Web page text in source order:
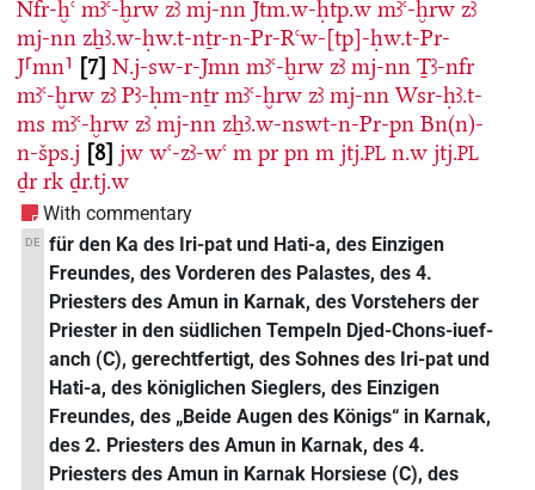
Nfr-ḫꜥ mꜣꜥ-ḫrw zꜣ mj-nn Jtm.w-ḥtp.w mꜣꜥ-ḫrw zꜣ
mj-nn zẖꜣ.w-ḥw.t-nṯr-n-Pr-Rꜥw-[tp]-ḥw.t-Pr-
J⸢mn⸣
7 N.j-sw-r-Jmn mꜣꜥ-ḫrw zꜣ mj-nn Ṯꜣ-nfr
mꜣꜥ-ḫrw zꜣ Pꜣ-ḥm-nṯr mꜣꜥ-ḫrw zꜣ mj-nn Wsr-ḥꜣ.t-
ms mꜣꜥ-ḫrw zꜣ mj-nn zẖꜣ.w-nswt-n-Pr-pn Bn(n)-
n-šps.j 8 jw wꜥ-zꜣ-wꜥ m pr pn m jtj.PL n.w jtj.PL
ḏr rk ḏr.tj.w
With commentary
DE für den Ka des Iri-pat und Hati-a, des Einzigen
Freundes, des Vorderen des Palastes, des 4.
Priesters des Amun in Karnak, des Vorstehers der
Priester in den südlichen Tempeln Djed-Chons-iuef-
anch (C), gerechtfertigt, des Sohnes des Iri-pat und
Hati-a, des königlichen Sieglers, des Einzigen
Freundes, des „Beide Augen des Königs“ in Karnak,
des 2. Priesters des Amun in Karnak, des 4.
Priesters des Amun in Karnak Horsiese (C), des